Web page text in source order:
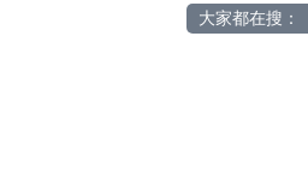
大家都在搜：